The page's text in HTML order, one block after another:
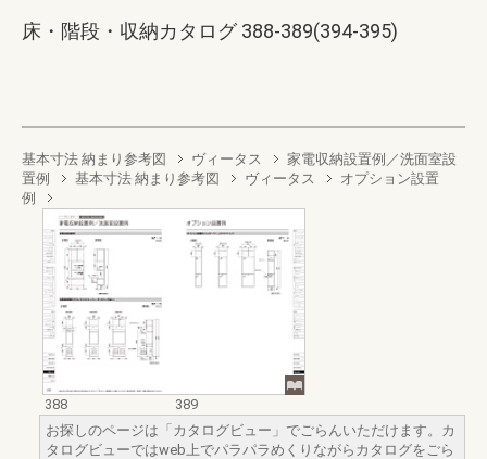
床・階段・収納カタログ 388-389(394-395)
基本寸法 納まり参考図 ヴィータス
家電収納設置例／洗面室設
置例
基本寸法 納まり参考図 ヴィータス
オプション設置
例
388
389
お探しのページは「カタログビュー」でごらんいただけます。カ
タログビューではweb上でパラパラめくりながらカタログをごら